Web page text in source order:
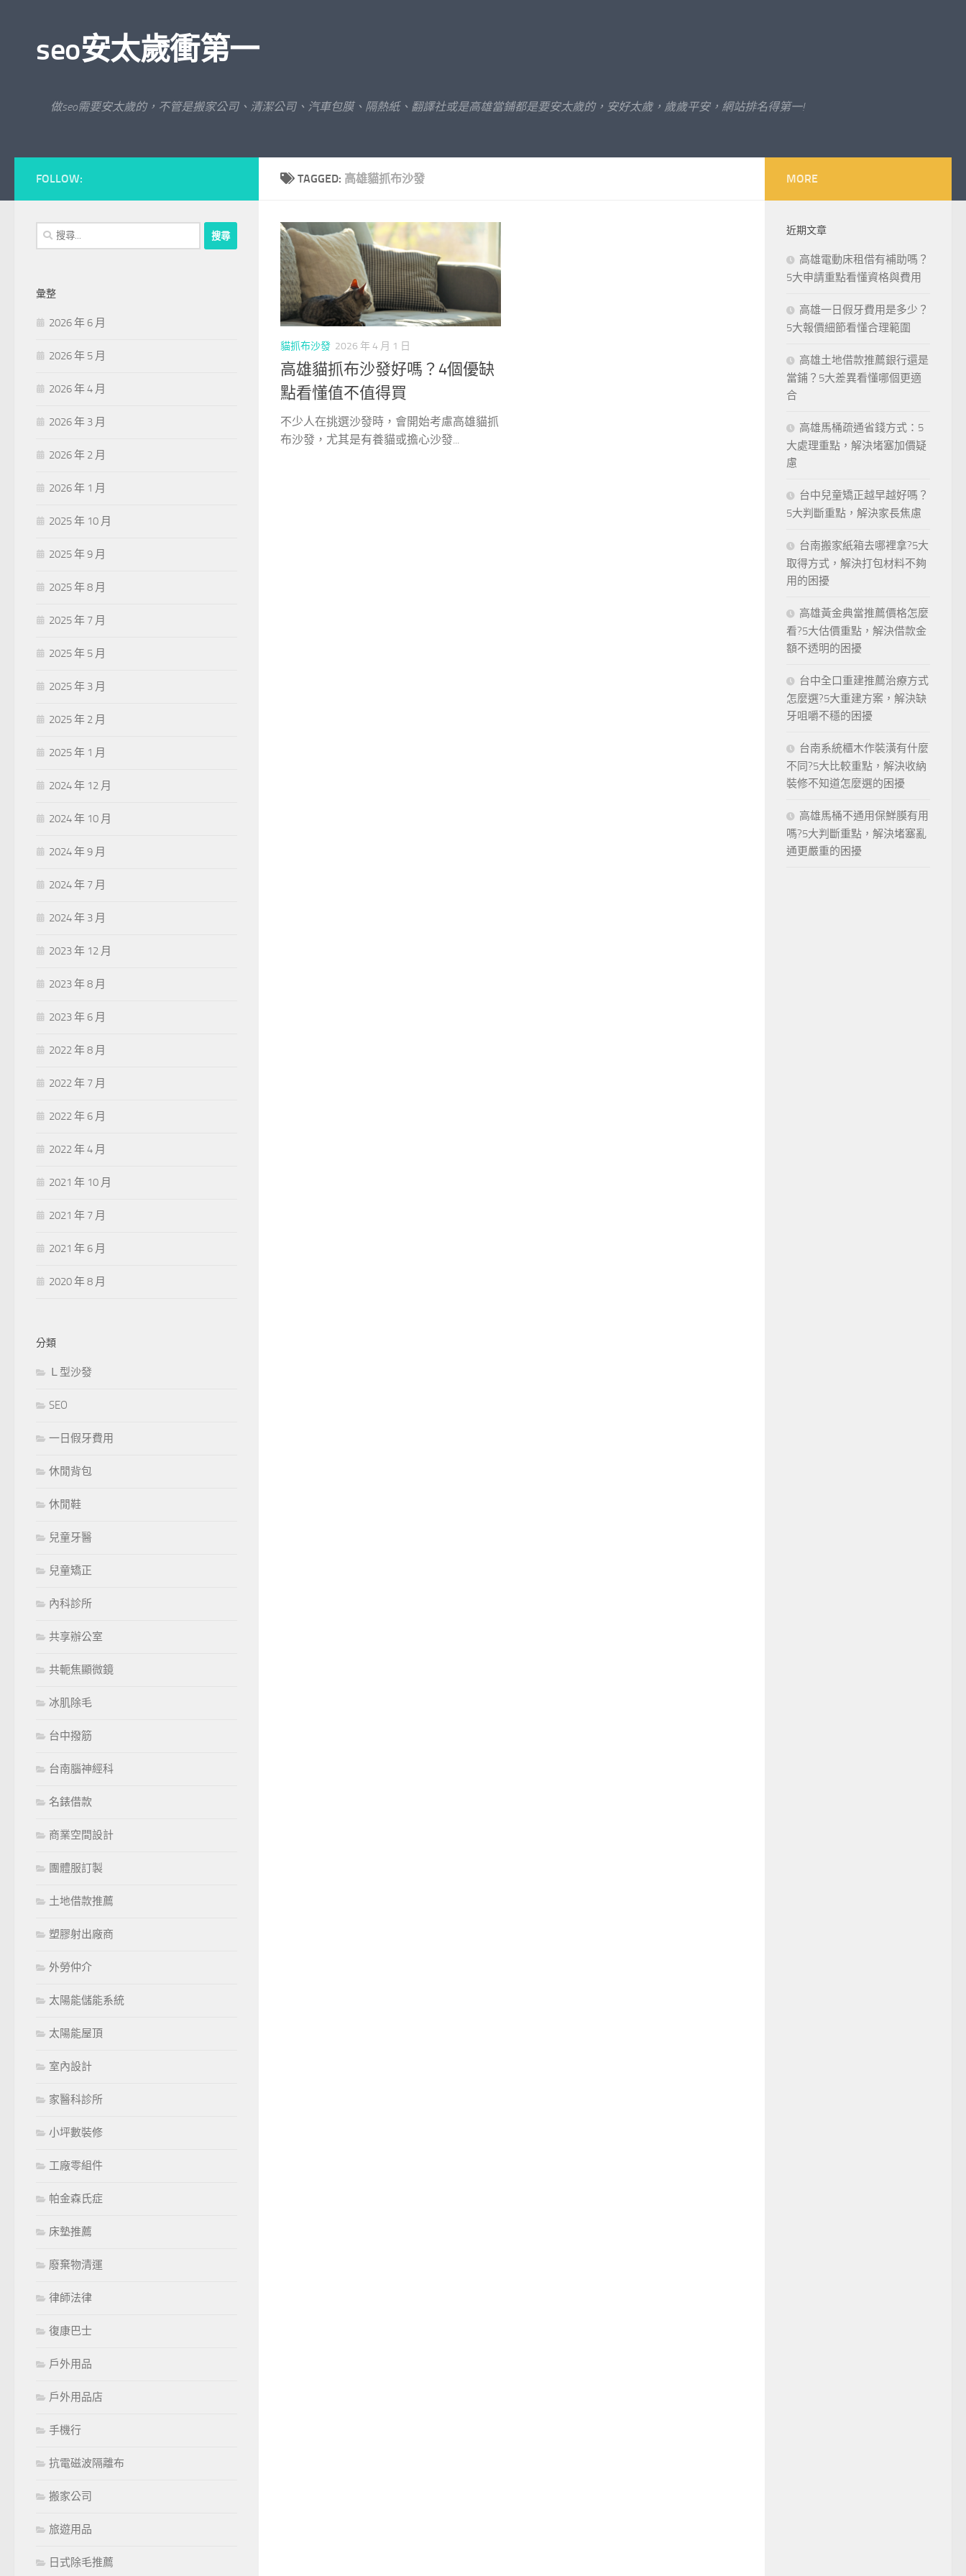
seo安太歲衝第一
做seo需要安太歲的，不管是搬家公司、清潔公司、汽車包膜、隔熱紙、翻譯社或是高雄當鋪都是要安太歲的，安好太歲，歲歲平安，網站排名得第一!
TAGGED: 高雄貓抓布沙發
貓抓布沙發 2026 年 4 月 1 日
高雄貓抓布沙發好嗎？4個優缺
點看懂值不值得買
不少人在挑選沙發時，會開始考慮高雄貓抓
布沙發，尤其是有養貓或擔心沙發...
FOLLOW:
搜
尋
字:
彙整
2026 年 6 月
2026 年 5 月
2026 年 4 月
2026 年 3 月
2026 年 2 月
2026 年 1 月
2025 年 10 月
2025 年 9 月
2025 年 8 月
2025 年 7 月
2025 年 5 月
2025 年 3 月
2025 年 2 月
2025 年 1 月
2024 年 12 月
2024 年 10 月
2024 年 9 月
2024 年 7 月
2024 年 3 月
2023 年 12 月
2023 年 8 月
2023 年 6 月
2022 年 8 月
2022 年 7 月
2022 年 6 月
2022 年 4 月
2021 年 10 月
2021 年 7 月
2021 年 6 月
2020 年 8 月
分類
Ｌ型沙發
SEO
一日假牙費用
休閒背包
休閒鞋
兒童牙醫
兒童矯正
內科診所
共享辦公室
共軛焦顯微鏡
冰肌除毛
台中撥筋
台南腦神經科
名錶借款
商業空間設計
團體服訂製
土地借款推薦
塑膠射出廠商
外勞仲介
太陽能儲能系統
太陽能屋頂
室內設計
家醫科診所
小坪數裝修
工廠零組件
帕金森氏症
床墊推薦
廢棄物清運
律師法律
復康巴士
戶外用品
戶外用品店
手機行
抗電磁波隔離布
搬家公司
旅遊用品
日式除毛推薦
MORE
近期文章
高雄電動床租借有補助嗎？
5大申請重點看懂資格與費用
高雄一日假牙費用是多少？
5大報價細節看懂合理範圍
高雄土地借款推薦銀行還是
當鋪？5大差異看懂哪個更適
合
高雄馬桶疏通省錢方式：5
大處理重點，解決堵塞加價疑
慮
台中兒童矯正越早越好嗎？
5大判斷重點，解決家長焦慮
台南搬家紙箱去哪裡拿?5大
取得方式，解決打包材料不夠
用的困擾
高雄黃金典當推薦價格怎麼
看?5大估價重點，解決借款金
額不透明的困擾
台中全口重建推薦治療方式
怎麼選?5大重建方案，解決缺
牙咀嚼不穩的困擾
台南系統櫃木作裝潢有什麼
不同?5大比較重點，解決收納
裝修不知道怎麼選的困擾
高雄馬桶不通用保鮮膜有用
嗎?5大判斷重點，解決堵塞亂
通更嚴重的困擾